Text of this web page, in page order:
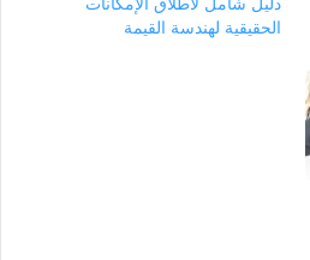
الحقيقية لهندسة القيمة